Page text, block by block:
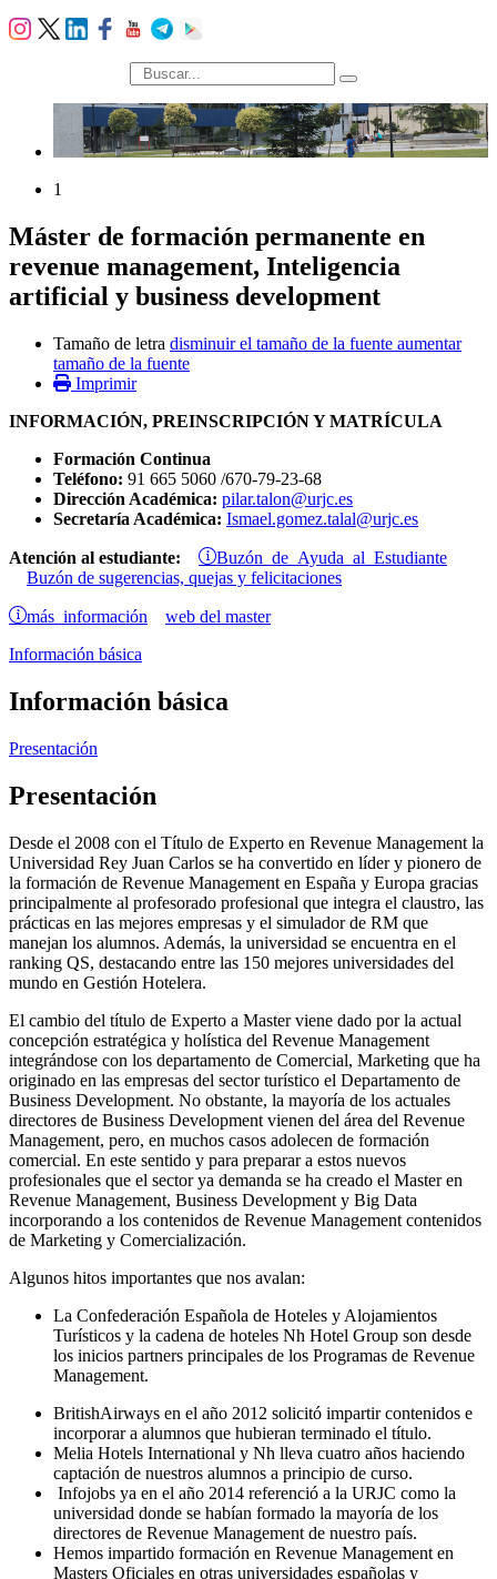
búsqueda
1
Máster de formación permanente en
revenue management, Inteligencia
artificial y business development
Tamaño de letra disminuir el tamaño de la fuente aumentar
tamaño de la fuente
Imprimir
INFORMACIÓN, PREINSCRIPCIÓN Y MATRÍCULA
Formación Continua
Teléfono: 91 665 5060 /670-79-23-68
Dirección Académica: pilar.talon@urjc.es
Secretaría Académica: Ismael.gomez.talal@urjc.es
Atención al estudiante: Buzón de Ayuda al Estudiante
Buzón de sugerencias, quejas y felicitaciones
más información
web del master
Información básica
Información básica
Presentación
Presentación
Desde el 2008 con el Título de Experto en Revenue Management la
Universidad Rey Juan Carlos se ha convertido en líder y pionero de
la formación de Revenue Management en España y Europa gracias
principalmente al profesorado profesional que integra el claustro, las
prácticas en las mejores empresas y el simulador de RM que
manejan los alumnos. Además, la universidad se encuentra en el
ranking QS, destacando entre las 150 mejores universidades del
mundo en Gestión Hotelera.
El cambio del título de Experto a Master viene dado por la actual
concepción estratégica y holística del Revenue Management
integrándose con los departamento de Comercial, Marketing que ha
originado en las empresas del sector turístico el Departamento de
Business Development. No obstante, la mayoría de los actuales
directores de Business Development vienen del área del Revenue
Management, pero, en muchos casos adolecen de formación
comercial. En este sentido y para preparar a estos nuevos
profesionales que el sector ya demanda se ha creado el Master en
Revenue Management, Business Development y Big Data
incorporando a los contenidos de Revenue Management contenidos
de Marketing y Comercialización.
Algunos hitos importantes que nos avalan:
La Confederación Española de Hoteles y Alojamientos
Turísticos y la cadena de hoteles Nh Hotel Group son desde
los inicios partners principales de los Programas de Revenue
Management.
BritishAirways en el año 2012 solicitó impartir contenidos e
incorporar a alumnos que hubieran terminado el título.
Melia Hotels International y Nh lleva cuatro años haciendo
captación de nuestros alumnos a principio de curso.
Infojobs ya en el año 2014 referenció a la URJC como la
universidad donde se habían formado la mayoría de los
directores de Revenue Management de nuestro país.
Hemos impartido formación en Revenue Management en
Masters Oficiales en otras universidades españolas y